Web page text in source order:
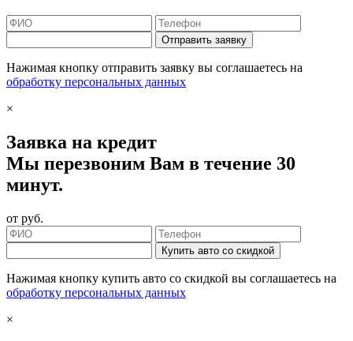
Отправить заявку
Нажимая кнопку отправить заявку вы соглашаетесь на
обработку персональных данных
×
Заявка на кредит
Мы перезвоним Вам в течение 30
минут.
от руб.
Купить авто со скидкой
Нажимая кнопку купить авто со скидкой вы соглашаетесь на
обработку персональных данных
×